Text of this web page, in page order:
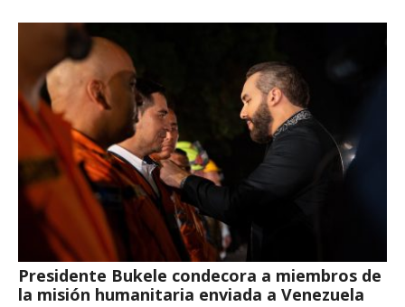
Presidente Bukele condecora a miembros de
la misión humanitaria enviada a Venezuela